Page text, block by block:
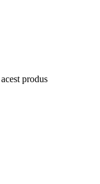
produs